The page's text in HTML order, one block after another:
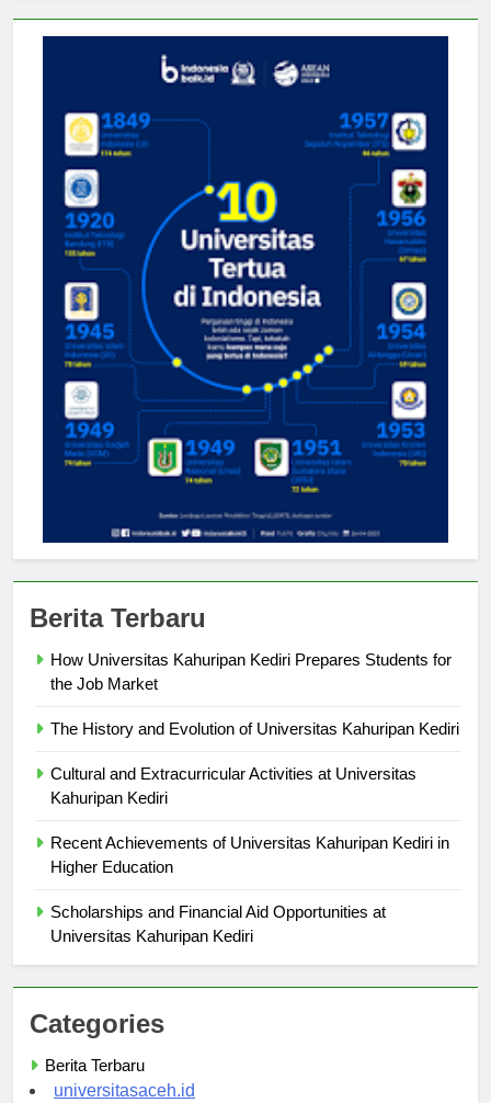
Berita Terbaru
How Universitas Kahuripan Kediri Prepares Students for
the Job Market
The History and Evolution of Universitas Kahuripan Kediri
Cultural and Extracurricular Activities at Universitas
Kahuripan Kediri
Recent Achievements of Universitas Kahuripan Kediri in
Higher Education
Scholarships and Financial Aid Opportunities at
Universitas Kahuripan Kediri
Categories
Berita Terbaru
universitasaceh.id